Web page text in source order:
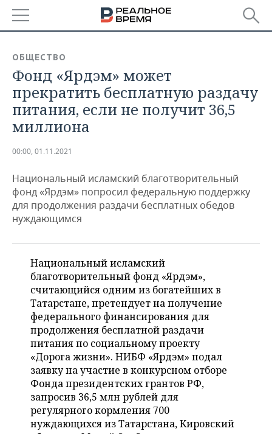
БАШКОРТОСТАН
ТАТАРСТАН
УДМУРТИЯ
НОВОСТИ
АНАЛИТИКА
НОВОСТИ АНАЛИТИКИ
ДЕКЛАРАЦИИ О ДОХОДАХ
КОРОЛИ ГОСЗАКАЗА ПФО
ВУЗЫ ТАТАРСТАНА
ТАТАРСТАНА
ЭКОНОМИКА
НОВОСТИ ЭКОНОМИКИ
ФИНАНСЫ
БАНКИ
ИНВЕСТИЦИИ
ПРОМЫШЛЕННОСТЬ
НОВОСТИ
ПРОМЫШЛЕННОСТИ
АГРОПРОМ
НЕФТЕХИМИЯ
НЕФТЬ
ОПК
ЭНЕРГЕТИКА
НЕДВИЖИМОСТЬ
НОВОСТИ НЕДВИЖИМОСТИ
АВТО
НОВОСТИ БИЗНЕСА
РОЗНИЧНАЯ ТОРГОВЛЯ
ТРАНСПОРТ
УСЛУГИ
ТЕХНОЛОГИИ
НОВОСТИ ТЕХНОЛОГИЙ
МЕДИА
ТЕЛЕКОММУНИКАЦИИ
МЕРОПРИЯТИЯ
НОВОСТИ МЕРОПРИЯТИЙ
ВЫЕЗДНАЯ РЕДАКЦИЯ
БИЗНЕС-БРАНЧИ
ONLINE-КОНФЕРЕНЦИИ
СПОРТ
НОВОСТИ СПОРТА
ФУТБОЛ
ХОККЕЙ
ОБЩЕСТВО
НОВОСТИ ОБЩЕСТВА
ВЛАСТЬ
ФОТОГАЛЕРЕЯ
СЮЖЕТЫ
ОБЩЕСТВО
Фонд «Ярдэм» может
прекратить бесплатную раздачу
питания, если не получит 36,5
миллиона
00:00, 01.11.2021
Национальный исламский благотворительный
фонд «Ярдэм» попросил федеральную поддержку
для продолжения раздачи бесплатных обедов
нуждающимся
Национальный исламский
благотворительный фонд «Ярдэм»,
считающийся одним из богатейших в
Татарстане, претендует на получение
федерального финансирования для
продолжения бесплатной раздачи
питания по социальному проекту
«Дорога жизни». НИБФ «Ярдэм» подал
заявку на участие в конкурсном отборе
Фонда президентских грантов РФ,
запросив 36,5 млн рублей для
регулярного кормления 700
нуждающихся из Татарстана, Кировский